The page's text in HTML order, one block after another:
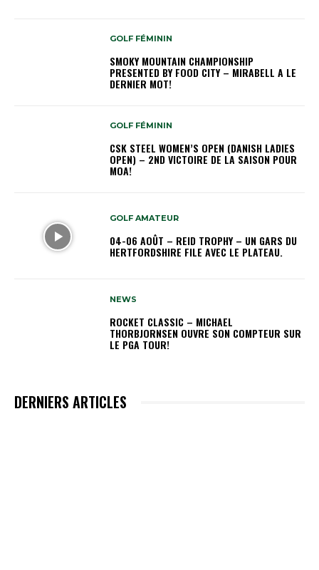
GOLF FÉMININ
SMOKY MOUNTAIN CHAMPIONSHIP
PRESENTED BY FOOD CITY – MIRABELL A LE
DERNIER MOT!
GOLF FÉMININ
CSK STEEL WOMEN’S OPEN (DANISH LADIES
OPEN) – 2ND VICTOIRE DE LA SAISON POUR
MOA!
GOLF AMATEUR
04-06 AOÛT – REID TROPHY – UN GARS DU
HERTFORDSHIRE FILE AVEC LE PLATEAU.
NEWS
ROCKET CLASSIC – MICHAEL
THORBJORNSEN OUVRE SON COMPTEUR SUR
LE PGA TOUR!
DERNIERS ARTICLES